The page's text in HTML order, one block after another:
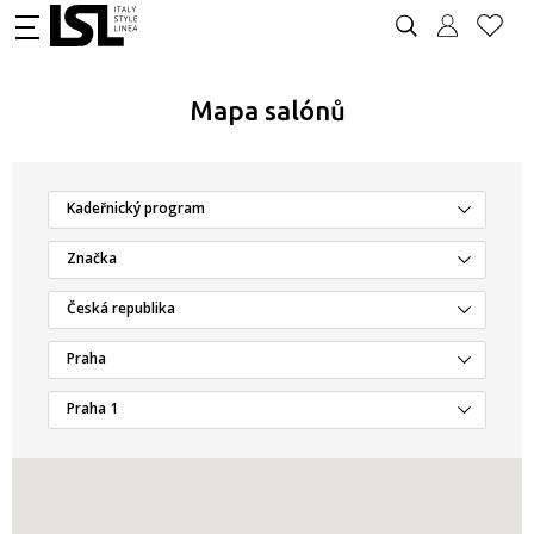
Mapa salónů
Kadeřnický program
Značka
Česká republika
Praha
Praha 1